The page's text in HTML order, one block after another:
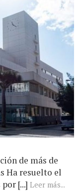
de más de
Ha resuelto el
[...] Leer más...